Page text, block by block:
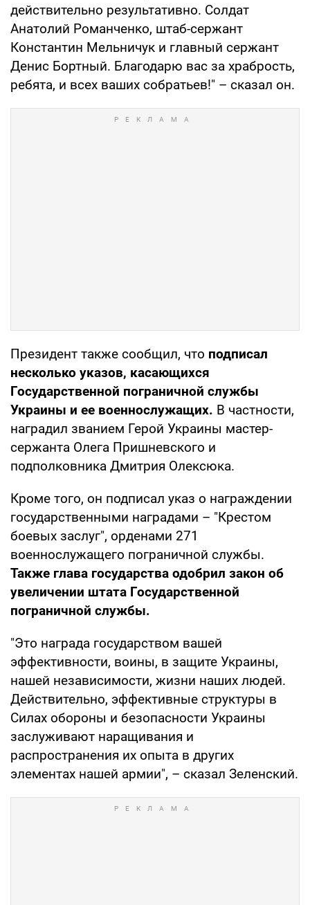
действительно результативно. Солдат
Анатолий Романченко, штаб-сержант
Константин Мельничук и главный сержант
Денис Бортный. Благодарю вас за храбрость,
ребята, и всех ваших собратьев!" – сказал он.
Президент также сообщил, что подписал
несколько указов, касающихся
Государственной пограничной службы
Украины и ее военнослужащих. В частности,
наградил званием Герой Украины мастер-
сержанта Олега Пришневского и
подполковника Дмитрия Олексюка.
Кроме того, он подписал указ о награждении
государственными наградами – "Крестом
боевых заслуг", орденами 271
военнослужащего пограничной службы.
Также глава государства одобрил закон об
увеличении штата Государственной
пограничной службы.
"Это награда государством вашей
эффективности, воины, в защите Украины,
нашей независимости, жизни наших людей.
Действительно, эффективные структуры в
Силах обороны и безопасности Украины
заслуживают наращивания и
распространения их опыта в других
элементах нашей армии", – сказал Зеленский.